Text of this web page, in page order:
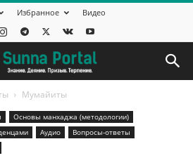
Избранное Видео
Mумайиты
Основы манхаджа (методологии)
Аудио
Вопросы-ответы